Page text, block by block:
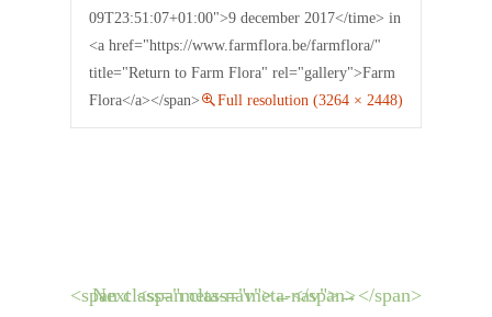
09T23:51:07+01:00">9 december 2017</time> in
<a href="https://www.farmflora.be/farmflora/"
title="Return to Farm Flora" rel="gallery">Farm
Flora</a></span>
Full resolution (3264 × 2448)
<span class="meta-nav">←</span>
Next <span class="meta-nav">→</span>